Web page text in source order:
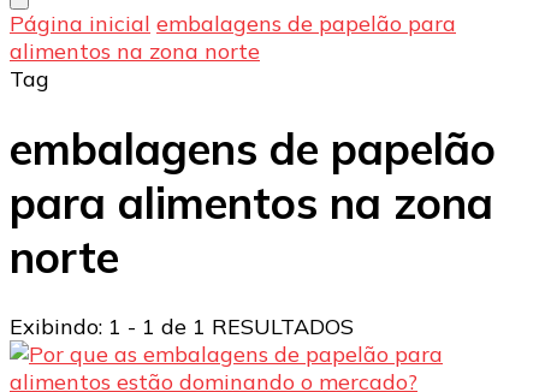
Página inicial embalagens de papelão para
alimentos na zona norte
Tag
embalagens de papelão
para alimentos na zona
norte
Exibindo: 1 - 1 de 1 RESULTADOS